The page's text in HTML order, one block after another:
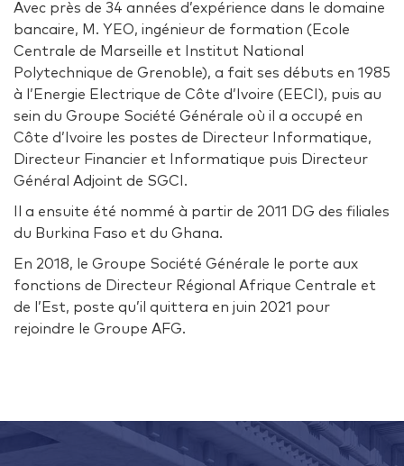
Avec près de 34 années d’expérience dans le domaine
bancaire, M. YEO, ingénieur de formation (Ecole
Centrale de Marseille et Institut National
Polytechnique de Grenoble), a fait ses débuts en 1985
à l’Energie Electrique de Côte d’Ivoire (EECI), puis au
sein du Groupe Société Générale où il a occupé en
Côte d’Ivoire les postes de Directeur Informatique,
Directeur Financier et Informatique puis Directeur
Général Adjoint de SGCI.
Il a ensuite été nommé à partir de 2011 DG des filiales
du Burkina Faso et du Ghana.
En 2018, le Groupe Société Générale le porte aux
fonctions de Directeur Régional Afrique Centrale et
de l’Est, poste qu’il quittera en juin 2021 pour
rejoindre le Groupe AFG.